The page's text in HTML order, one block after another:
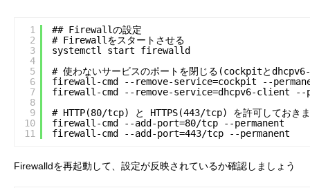
1
2
3
4
5
6
7
8
9
10
11
## Firewallの設定
# Firewallをスタートさせる
systemctl start firewalld
# 使わないサービスのポートを閉じる(cockpitと
firewall-cmd --remove-service=cockpit --
firewall-cmd --remove-service=dhcpv6-client --
# HTTP(80/tcp) と HTTPS(443/tcp) を許可しておき
firewall-cmd --add-port=80/tcp --permanent
firewall-cmd --add-port=443/tcp --permanent
Firewalldを再起動して、設定が反映されているか確認しましょう